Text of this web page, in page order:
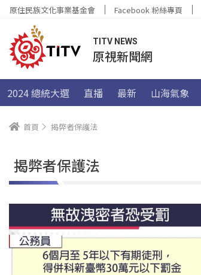
原住民族文化事業基金會 Facebook 粉絲專頁
TITV NEWS
原視新聞網
2024 總統大選 直播 最新 山海氣象
首頁 揭弊者保護法
揭弊者保護法